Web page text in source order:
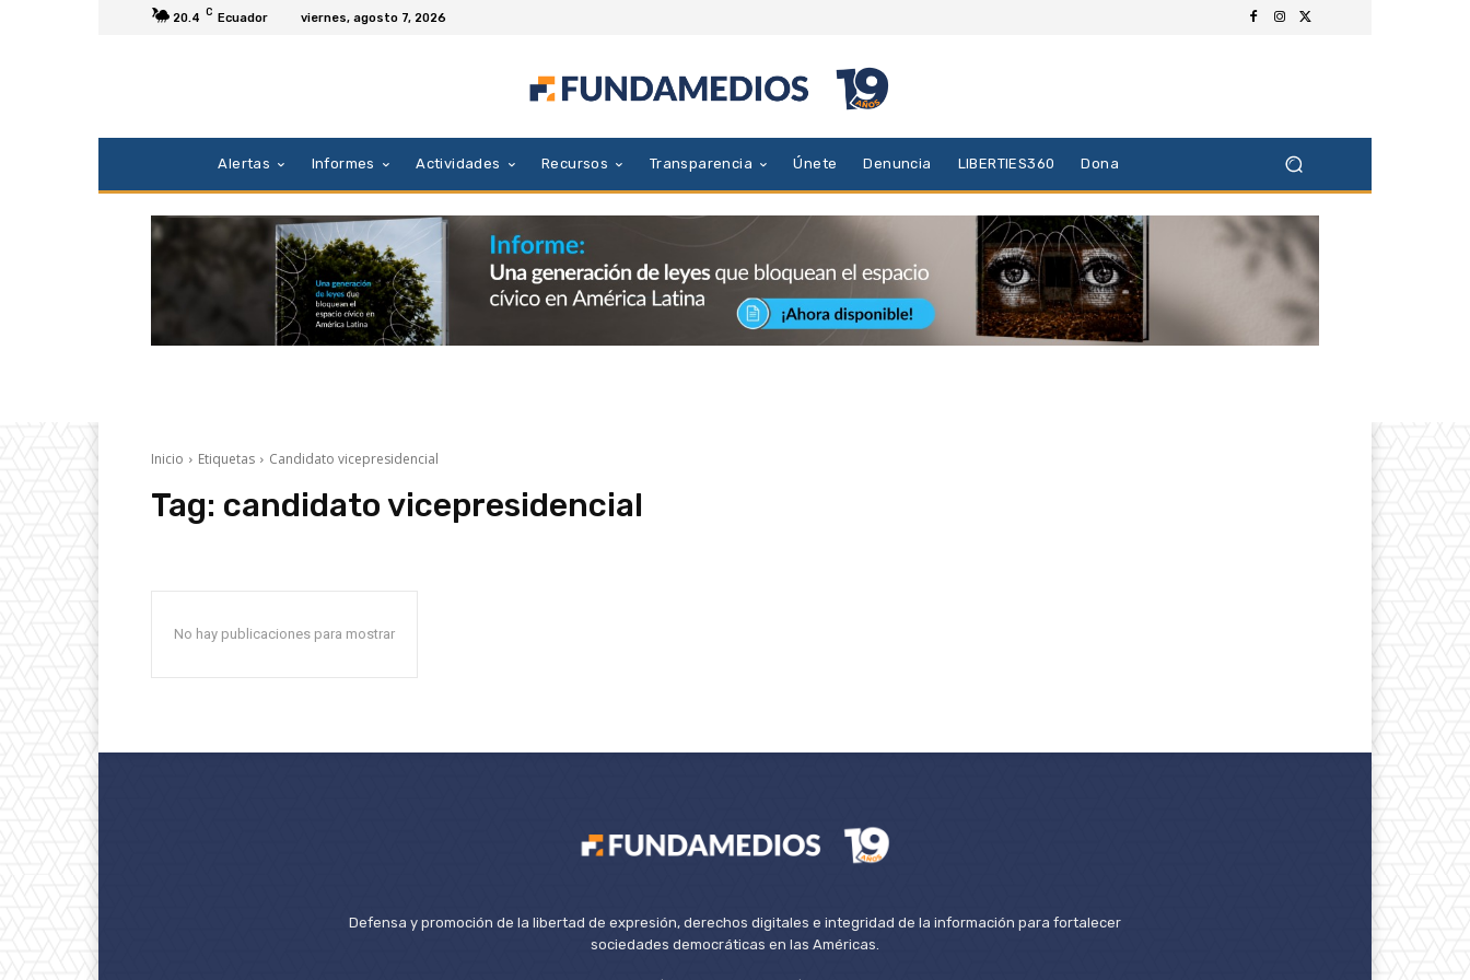
20.4 C Ecuador viernes, agosto 7, 2026
Alertas Informes Actividades Recursos Transparencia Únete Denuncia LIBERTIES360 Dona
Inicio Etiquetas Candidato vicepresidencial
Tag: candidato vicepresidencial
No hay publicaciones para mostrar
Defensa y promoción de la libertad de expresión, derechos digitales e integridad de la información para fortalecer
sociedades democráticas en las Américas.